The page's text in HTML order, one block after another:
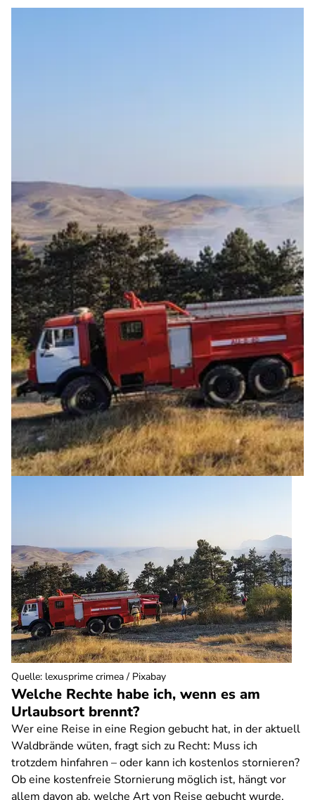
Welche Rechte habe ich, wenn es am
Urlaubsort brennt?
Wer eine Reise in eine Region gebucht hat, in der aktuell
Waldbrände wüten, fragt sich zu Recht: Muss ich
trotzdem hinfahren – oder kann ich kostenlos stornieren?
Ob eine kostenfreie Stornierung möglich ist, hängt vor
allem davon ab, welche Art von Reise gebucht wurde.
Quelle: lexusprime crimea / Pixabay